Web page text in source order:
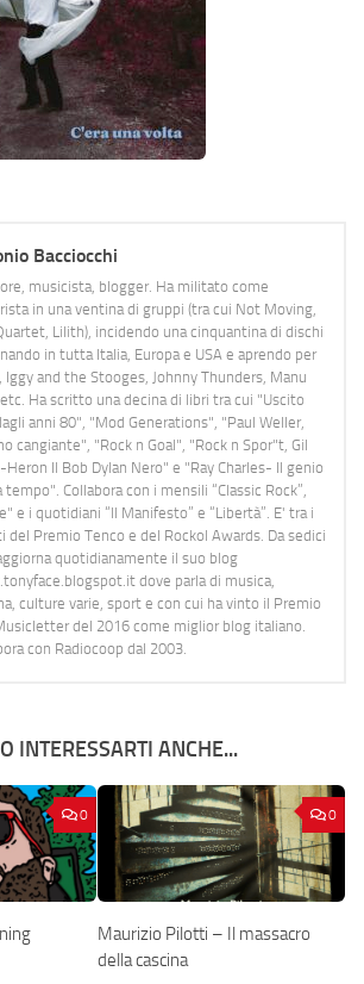
Bacciocchi
musicista, blogger. Ha militato come
in una ventina di gruppi (tra cui Not Moving,
Lilith), incidendo una cinquantina di dischi
in tutta Italia, Europa e USA e aprendo per
Iggy and the Stooges, Johnny Thunders, Manu
etc. Ha scritto una decina di libri tra cui "Uscito
anni 80", "Mod Generations", "Paul Weller,
cangiante", "Rock n Goal", "Rock n Spor"t, Gil
Il Bob Dylan Nero" e "Ray Charles- Il genio
tempo". Collabora con i mensili “Classic Rock”,
e i quotidiani “Il Manifesto” e “Libertà”. E' tra i
del Premio Tenco e del Rockol Awards. Da sedici
quotidianamente il suo blog
dove parla di musica,
culture varie, sport e con cui ha vinto il Premio
del 2016 come miglior blog italiano.
con Radiocoop dal 2003.
INTERESSARTI ANCHE...
0 0
Maurizio Pilotti – Il massacro
della cascina